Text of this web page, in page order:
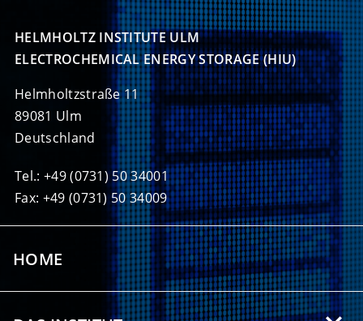
HELMHOLTZ INSTITUTE ULM
ELECTROCHEMICAL ENERGY STORAGE (HIU)
Helmholtzstraße 11
89081 Ulm
Deutschland
Tel.: +49 (0731) 50 34001
Fax: +49 (0731) 50 34009
HOME